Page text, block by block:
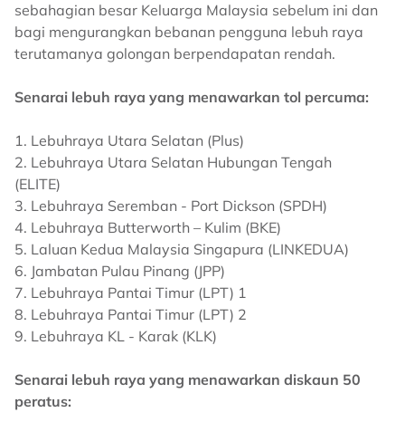
sebahagian besar Keluarga Malaysia sebelum ini dan
bagi mengurangkan bebanan pengguna lebuh raya
terutamanya golongan berpendapatan rendah.
Senarai lebuh raya yang menawarkan tol percuma:
1. Lebuhraya Utara Selatan (Plus)
2. Lebuhraya Utara Selatan Hubungan Tengah
(ELITE)
3. Lebuhraya Seremban - Port Dickson (SPDH)
4. Lebuhraya Butterworth – Kulim (BKE)
5. Laluan Kedua Malaysia Singapura (LINKEDUA)
6. Jambatan Pulau Pinang (JPP)
7. Lebuhraya Pantai Timur (LPT) 1
8. Lebuhraya Pantai Timur (LPT) 2
9. Lebuhraya KL - Karak (KLK)
Senarai lebuh raya yang menawarkan diskaun 50
peratus: